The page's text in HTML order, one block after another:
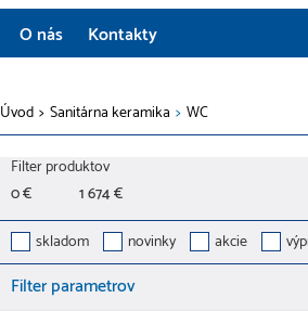
O nás
Služby
Predajne
Galéria
Kontakty
Úvod > Sanitárna keramika > WC
Filter produktov
0 €
1 674 €
skladom
novinky akcie
Filter parametrov